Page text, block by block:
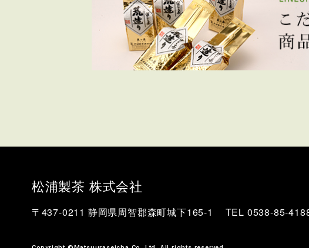
松浦製茶 株式会社
〒437-0211 静岡県周智郡森町城下165-1 TEL 0538-85-